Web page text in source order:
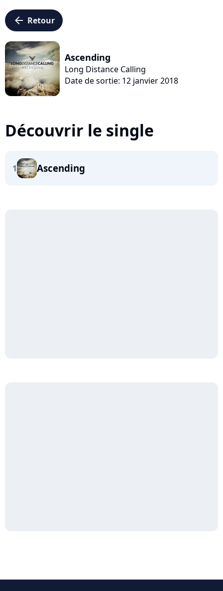
arrow_left Retour
Ascending
Long Distance Calling
Date de sortie: 12 janvier 2018
Découvrir le single
1 Ascending